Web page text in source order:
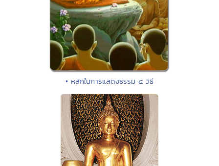
• หลักในการแสดงธรรม ๔ วิธี